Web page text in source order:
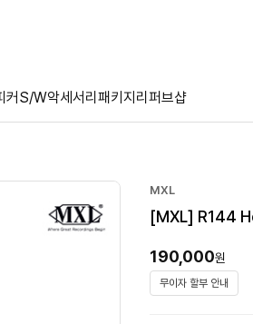
커S/W악세서리 패키지리퍼브샵
MXL
[MXL] R144
190,000원
무이자 할부 안내